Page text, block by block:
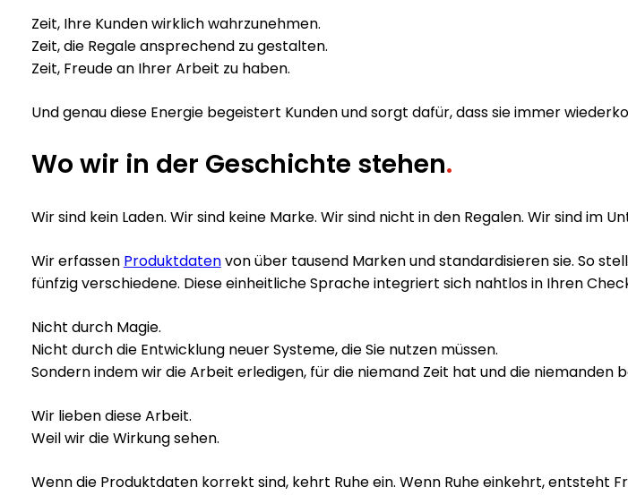
Zeit, Ihre Kunden wirklich wahrzunehmen.
Zeit, die Regale ansprechend zu gestalten.
Zeit, Freude an Ihrer Arbeit zu haben.
Und genau diese Energie begeistert Kunden und sorgt dafür, dass sie immer
Wo wir in der Geschichte stehen.
Wir sind kein Laden. Wir sind keine Marke. Wir sind nicht in den Regalen. Wir sind im
Wir erfassen Produktdatenvon über tausend Marken und standardisieren sie. So
fünfzig verschiedene. Diese einheitliche Sprache integriert sich nahtlos in Ihren
Nicht durch Magie.
Nicht durch die Entwicklung neuer Systeme, die Sie nutzen müssen.
Sondern indem wir die Arbeit erledigen, für die niemand Zeit hat und die niemanden
Wir lieben diese Arbeit.
Weil wir die Wirkung sehen.
Wenn die Produktdaten korrekt sind, kehrt Ruhe ein. Wenn Ruhe einkehrt, entsteht